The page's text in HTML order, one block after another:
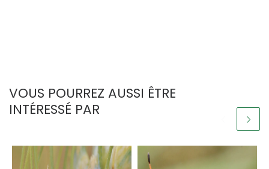
VOUS POURREZ AUSSI ÊTRE
INTÉRESSÉ PAR